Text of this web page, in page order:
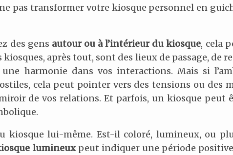
pas transformer votre kiosque personnel en
des gens autour ou à l’intérieur du kiosque, cela
après tout, sont des lieux de passage, de
une harmonie dans vos interactions. Mais si
cela peut pointer vers des tensions ou des
de vos relations. Et parfois, un kiosque peut
kiosque lui-même. Est-il coloré, lumineux, ou
lumineuxpeut indiquer une période